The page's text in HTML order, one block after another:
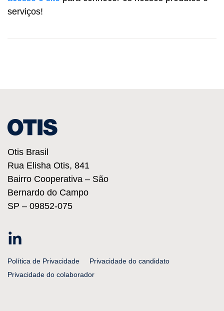
serviços!
Otis Brasil
Rua Elisha Otis, 841
Bairro Cooperativa – São
Bernardo do Campo
SP – 09852-075
Política de Privacidade
Privacidade do candidato
Privacidade do colaborador